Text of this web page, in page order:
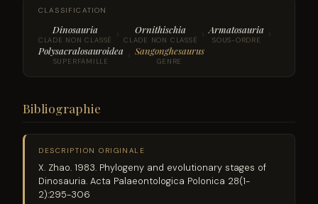
CLASSIFICATION
Dinosauria
CLADE NON CLASSÉ › Ornithischia
CLADE NON CLASSÉ › Armatosauria
SOUS-ORDRE ›
Polysacralosauroidea
SUPERFAMILLE › Sangonghesaurus
GENRE
Bibliographie
DESCRIPTION ORIGINALE
X. Zhao. 1983. Phylogeny and evolutionary stages of
Dinosauria. Acta Palaeontologica Polonica 28(1-
2):295-306